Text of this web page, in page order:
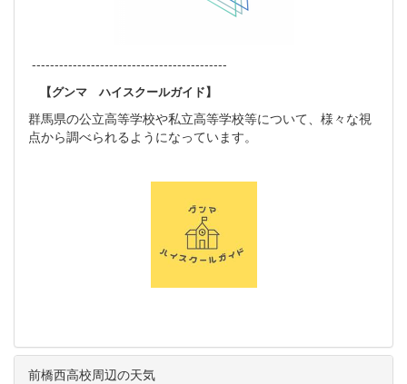
-------------------------------------------
【グンマ ハイスクールガイド】
群馬県の公立高等学校や私立高等学校等について、様々な視
点から調べられるようになっています。
前橋西高校周辺の天気